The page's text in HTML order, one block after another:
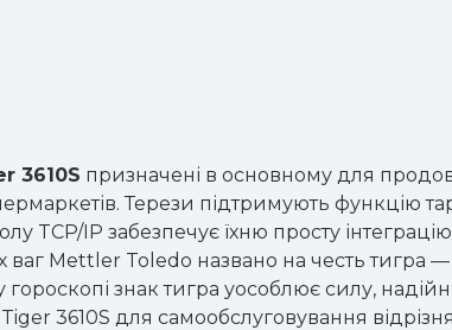
3610S призначені в основному для
Терези підтримують функцію
TCP/IP забезпечує їхню просту
ваг Mettler Toledo названо на честь тигра
знак тигра уособлює силу,
3610S для самообслуговування